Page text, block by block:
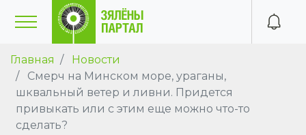
Главная
Новости
Смерч на Минском море, ураганы,
шквальный ветер и ливни. Придется
привыкать или с этим еще можно что-то
сделать?